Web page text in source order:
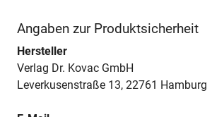
Angaben zur Produktsicherheit
Hersteller
Verlag Dr. Kovac GmbH
Leverkusenstraße 13, 22761 Hamburg